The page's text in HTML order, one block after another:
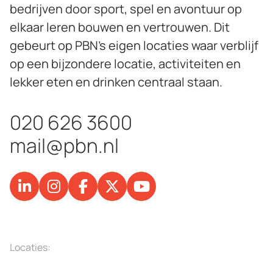
bedrijven door sport, spel en avontuur op
elkaar leren bouwen en vertrouwen. Dit
gebeurt op PBN’s eigen locaties waar verblijf
op een bijzondere locatie, activiteiten en
lekker eten en drinken centraal staan.
020 626 3600
mail@pbn.nl
Locaties: